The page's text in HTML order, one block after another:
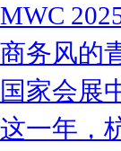
MWC
商务风的
国家会展
这一年，